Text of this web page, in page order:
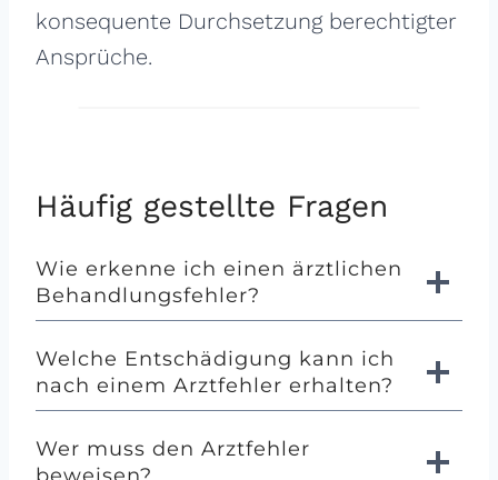
konsequente Durchsetzung berechtigter
Ansprüche.
Häufig gestellte Fragen
Wie erkenne ich einen ärztlichen
Behandlungs­fehler?
Welche Entschädigung kann ich
nach einem Arztfehler erhalten?
Wer muss den Arztfehler